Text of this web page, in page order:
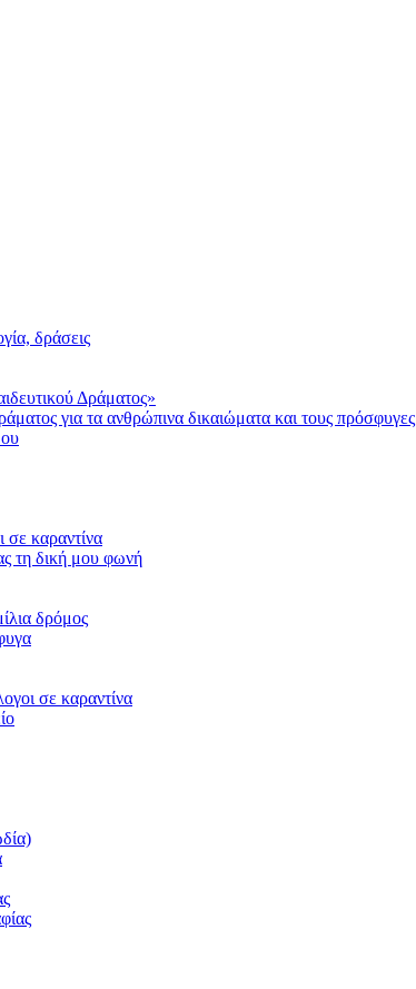
δράσεις
Δράματος»
για τα ανθρώπινα δικαιώματα και τους πρόσφυγες
σε καραντίνα
τη δική μου φωνή
δρόμος
σε καραντίνα